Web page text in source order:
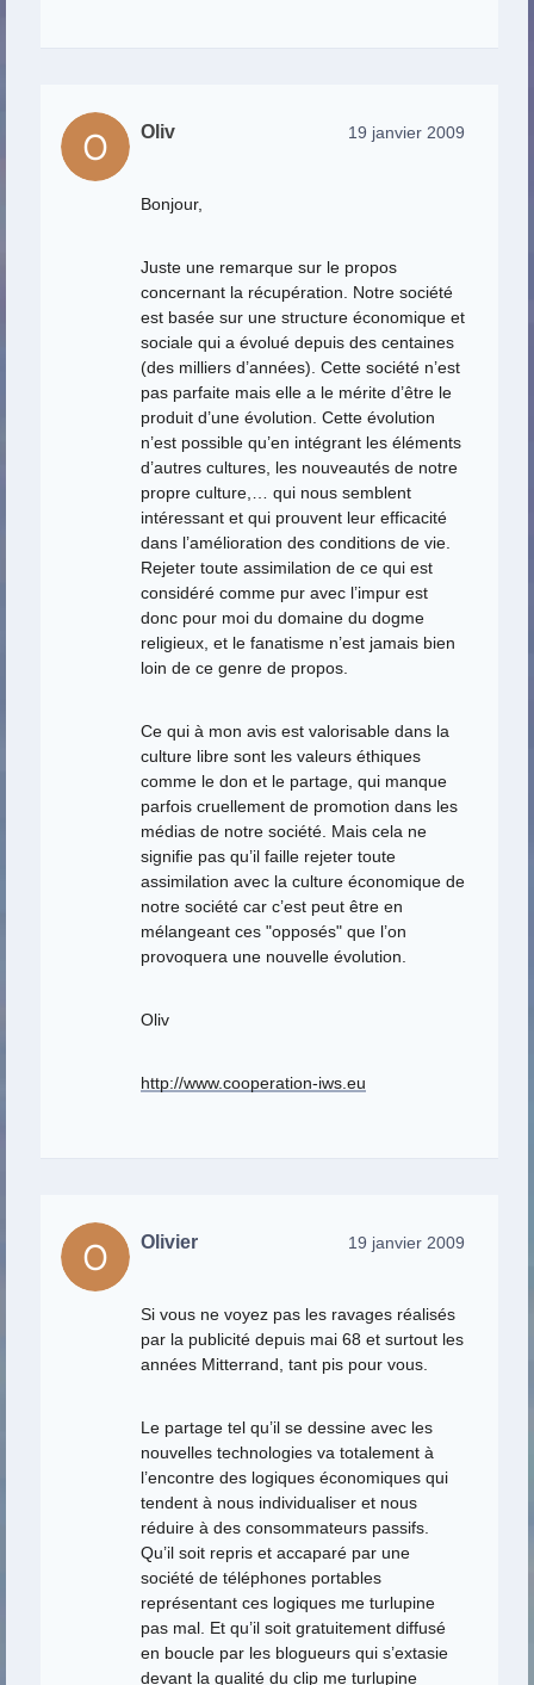
Oliv 19 janvier 2009
Bonjour,
Juste une remarque sur le propos
concernant la récupération. Notre société
est basée sur une structure économique et
sociale qui a évolué depuis des centaines
(des milliers d’années). Cette société n’est
pas parfaite mais elle a le mérite d’être le
produit d’une évolution. Cette évolution
n’est possible qu’en intégrant les éléments
d’autres cultures, les nouveautés de notre
propre culture,… qui nous semblent
intéressant et qui prouvent leur efficacité
dans l’amélioration des conditions de vie.
Rejeter toute assimilation de ce qui est
considéré comme pur avec l’impur est
donc pour moi du domaine du dogme
religieux, et le fanatisme n’est jamais bien
loin de ce genre de propos.
Ce qui à mon avis est valorisable dans la
culture libre sont les valeurs éthiques
comme le don et le partage, qui manque
parfois cruellement de promotion dans les
médias de notre société. Mais cela ne
signifie pas qu’il faille rejeter toute
assimilation avec la culture économique de
notre société car c’est peut être en
mélangeant ces "opposés" que l’on
provoquera une nouvelle évolution.
Oliv
http://www.cooperation-iws.eu
Olivier 19 janvier 2009
Si vous ne voyez pas les ravages réalisés
par la publicité depuis mai 68 et surtout les
années Mitterrand, tant pis pour vous.
Le partage tel qu’il se dessine avec les
nouvelles technologies va totalement à
l’encontre des logiques économiques qui
tendent à nous individualiser et nous
réduire à des consommateurs passifs.
Qu’il soit repris et accaparé par une
société de téléphones portables
représentant ces logiques me turlupine
pas mal. Et qu’il soit gratuitement diffusé
en boucle par les blogueurs qui s’extasie
devant la qualité du clip me turlupine